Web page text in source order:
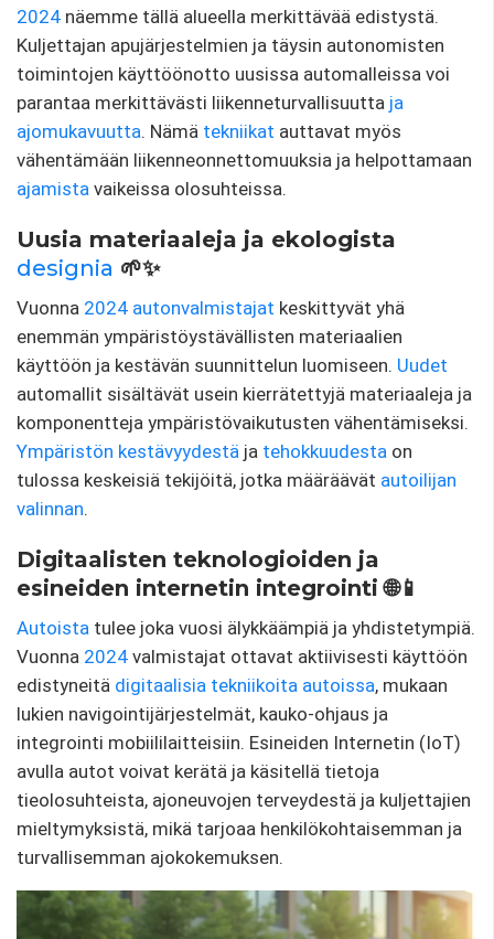
2024 näemme tällä alueella merkittävää edistystä.
Kuljettajan apujärjestelmien ja täysin autonomisten
toimintojen käyttöönotto uusissa automalleissa voi
parantaa merkittävästi liikenneturvallisuutta ja
ajomukavuutta. Nämä tekniikat auttavat myös
vähentämään liikenneonnettomuuksia ja helpottamaan
ajamista vaikeissa olosuhteissa.
Uusia materiaaleja ja ekologista
designia 🌱✨
Vuonna 2024 autonvalmistajat keskittyvät yhä
enemmän ympäristöystävällisten materiaalien
käyttöön ja kestävän suunnittelun luomiseen. Uudet
automallit sisältävät usein kierrätettyjä materiaaleja ja
komponentteja ympäristövaikutusten vähentämiseksi.
Ympäristön kestävyydestä ja tehokkuudesta on
tulossa keskeisiä tekijöitä, jotka määräävät autoilijan
valinnan.
Digitaalisten teknologioiden ja
esineiden internetin integrointi 🌐📱
Autoista tulee joka vuosi älykkäämpiä ja yhdistetympiä.
Vuonna 2024 valmistajat ottavat aktiivisesti käyttöön
edistyneitä digitaalisia tekniikoita autoissa, mukaan
lukien navigointijärjestelmät, kauko-ohjaus ja
integrointi mobiililaitteisiin. Esineiden Internetin (IoT)
avulla autot voivat kerätä ja käsitellä tietoja
tieolosuhteista, ajoneuvojen terveydestä ja kuljettajien
mieltymyksistä, mikä tarjoaa henkilökohtaisemman ja
turvallisemman ajokokemuksen.